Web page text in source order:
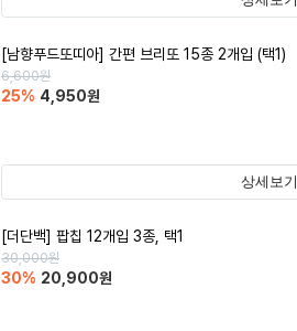
[남향푸드또띠아] 간편 브리또 15종 2개입 (택1)
6,600원
25% 4,950원
상세보기
[더단백] 팝칩 12개입 3종, 택1
30,000원
30% 20,900원